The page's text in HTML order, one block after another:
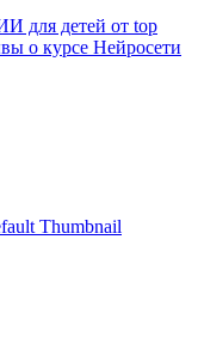
для детей от top
о курсе Нейросети